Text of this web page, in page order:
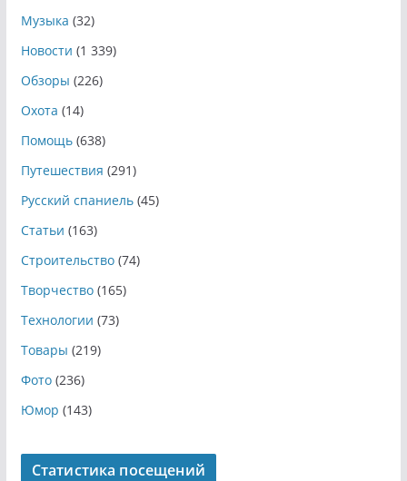
Музыка (32)
Новости (1 339)
Обзоры (226)
Охота (14)
Помощь(638)
Путешествия (291)
Русский спаниель(45)
Статьи (163)
Строительство(74)
Творчество(165)
Технологии (73)
Товары (219)
Фото(236)
Юмор (143)
Статистика посещений